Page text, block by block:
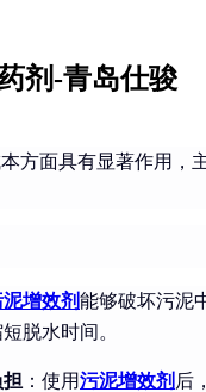
剂-青岛仕骏
方面具有显著作用，
增效剂能够破坏污泥
脱水时间。
：使用污泥增效剂 后